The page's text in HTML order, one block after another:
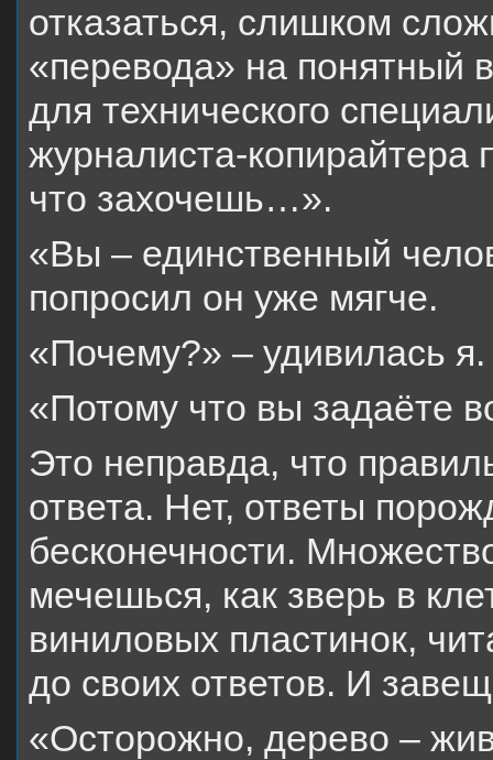
отказаться, слишком
«перевода» на понятный
для технического
журналиста-
что захочешь…».
«Вы – единственный
попросил он уже мягче.
«Почему?» – удивилась я.
«Потому что вы задаёте
Это неправда, что
ответа. Нет, ответы
бесконечности.
мечешься, как зверь в
виниловых пластинок,
до своих ответов. И
«Осторожно, дерево –